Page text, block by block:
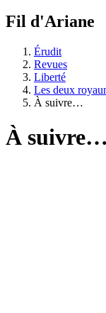
Fil d'Ariane
Érudit
Revues
Liberté
Les deux
À suivre…
À suivre…